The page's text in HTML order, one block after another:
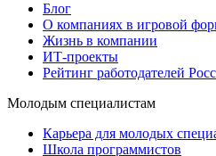
Блог
О компаниях в игровой
Жизнь в компании
ИТ-проекты
Рейтинг работодателей
Молодым специалистам
Карьера для молодых
Школа программистов